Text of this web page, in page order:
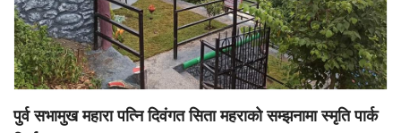
पुर्व सभामुख महारा पत्नि दिवंगत सिता महराको सम्झनामा स्मृति पार्क